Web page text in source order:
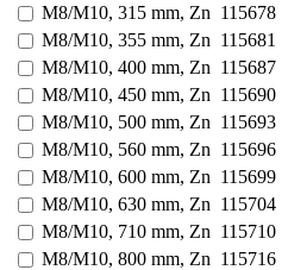
M8/M10, 315 mm, Zn 115678
M8/M10, 355 mm, Zn 115681
M8/M10, 400 mm, Zn 115687
M8/M10, 450 mm, Zn 115690
M8/M10, 500 mm, Zn 115693
M8/M10, 560 mm, Zn 115696
M8/M10, 600 mm, Zn 115699
M8/M10, 630 mm, Zn 115704
M8/M10, 710 mm, Zn 115710
M8/M10, 800 mm, Zn 115716